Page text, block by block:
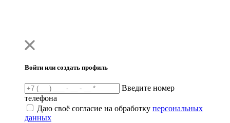
Войти или создать профиль
Введите номер
телефона
Даю своё согласие на обработку персональных
данных